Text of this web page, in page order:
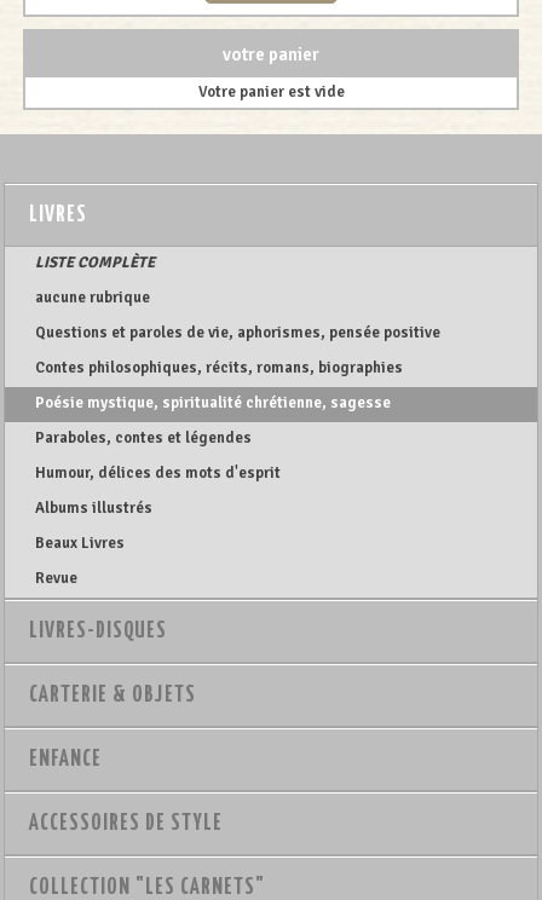
votre panier
Votre panier est vide
LIVRES
LISTE COMPLÈTE
aucune rubrique
Questions et paroles de vie, aphorismes, pensée positive
Contes philosophiques, récits, romans, biographies
Poésie mystique, spiritualité chrétienne, sagesse
Paraboles, contes et légendes
Humour, délices des mots d'esprit
Albums illustrés
Beaux Livres
Revue
LIVRES-DISQUES
CARTERIE & OBJETS
ENFANCE
ACCESSOIRES DE STYLE
COLLECTION "LES CARNETS"